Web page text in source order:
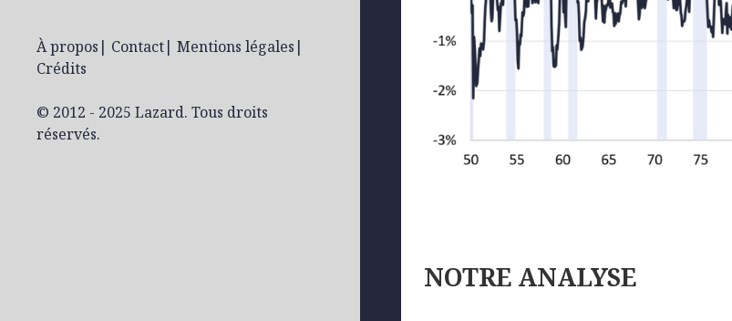
À propos | Contact| Mentions légales |
Crédits
© 2012 - 2025 Lazard. Tous droits
réservés.
NOTRE ANALYSE